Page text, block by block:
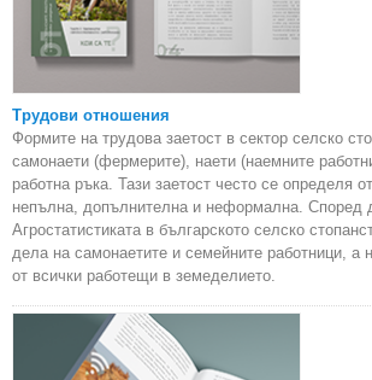
Трудови отношения
Формите на трудова заетост в сектор селско
самонаети (фермерите), наети (наемните
работна ръка. Тази заетост често се определя
непълна, допълнителна и неформална. Според
Агростатистиката в българското селско
дела на самонаетите и семейните работници, а
от всички работещи в земеделието.